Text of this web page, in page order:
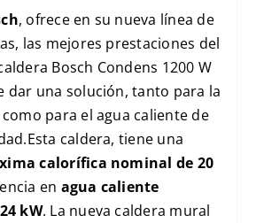
, ofrece en su nueva línea de
las mejores prestaciones del
Bosch Condens 1200 W
dar una solución, tanto para la
para el agua caliente de
caldera, tiene una
calorífica nominal de 20
en agua caliente
kW. La nueva caldera mural